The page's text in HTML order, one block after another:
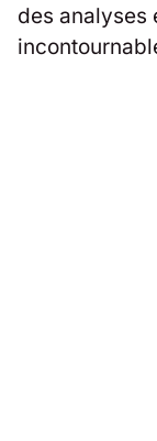
des analyses